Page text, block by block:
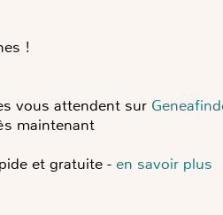
!
vous attendent sur
maintenant
et gratuite - en savoir plus